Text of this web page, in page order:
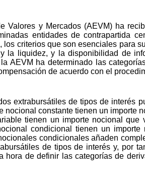
Valores y Mercados (AEVM) ha
entidades de contrapartida
los criterios que son esenciales para
la liquidez, y la disponibilidad de
AEVM ha determinado las
de acuerdo con el
extrabursátiles de tipos de interés
nocional constante tienen un
tienen un importe nocional
condicional tienen un
condicionales añaden
de tipos de interés y, por
hora de definir las categorías de